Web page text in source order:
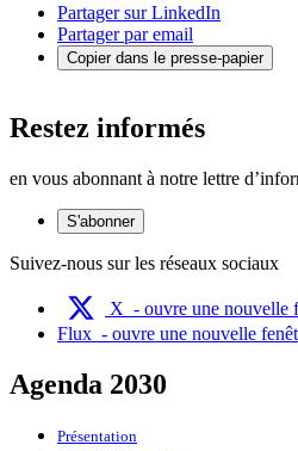
Partager sur LinkedIn
Partager par email
Copier dans le presse-papier
Restez informés
en vous abonnant à notre lettre
S'abonner
Suivez-nous sur les réseaux sociaux
X - ouvre une nouvelle
Flux - ouvre une nouvelle
Agenda 2030
Présentation